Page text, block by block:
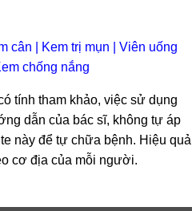
cân Kem trị mụn
Viên uống
chống nắng
tính tham khảo, việc sử dụng
dẫn của bác sĩ, không tự áp
này để tự chữa bệnh. Hiệu quả
cơ địa của mỗi người.